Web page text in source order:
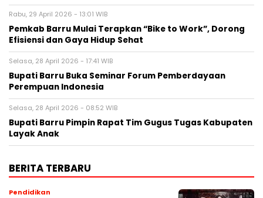
Rabu, 29 April 2026 - 13:01 WIB
Pemkab Barru Mulai Terapkan “Bike to Work”, Dorong
Efisiensi dan Gaya Hidup Sehat
Selasa, 28 April 2026 - 17:41 WIB
Bupati Barru Buka Seminar Forum Pemberdayaan
Perempuan Indonesia
Selasa, 28 April 2026 - 08:52 WIB
Bupati Barru Pimpin Rapat Tim Gugus Tugas Kabupaten
Layak Anak
BERITA TERBARU
Pendidikan